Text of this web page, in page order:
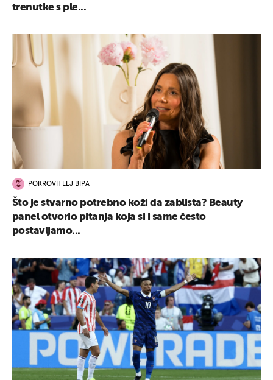
trenutke s ple...
POKROVITELJ BIPA
Što je stvarno potrebno koži da zablista? Beauty
panel otvorio pitanja koja si i same često
postavljamo...